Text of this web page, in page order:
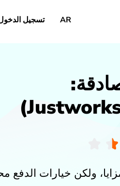
AR تسجيل
ولكن خيارات الدفع